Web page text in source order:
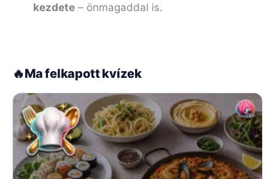
kezdete – önmagaddal is.
🔥Ma felkapott kvízek